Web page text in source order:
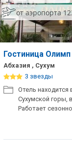
от аэропорта
Гостиница Олимп
Абхазия , Сухум
3 звезды
Отель находится
Сухумской горы,
Работает
Лучшие отели 4*
Недорогие отели
звезды
Лучшие отели 3*
Недорогие отели
Сетевые отели
Сетевые отели